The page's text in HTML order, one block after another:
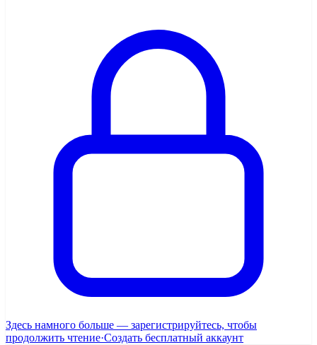
Здесь намного больше — зарегистрируйтесь, чтобы
продолжить чтение·Создать бесплатный аккаунт